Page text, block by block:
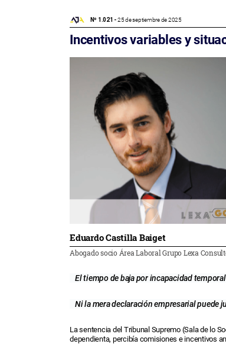
Nº 1.021 -25 de septiembre de 2025
Incentivos variables y
Eduardo Castilla Baiget
Abogado socio Área Laboral Grupo Lexa
El tiempo de baja por incapacidad
Ni la mera declaración empresarial puede
La sentencia del Tribunal Supremo (Sala de lo
dependienta, percibía comisiones e incentivos